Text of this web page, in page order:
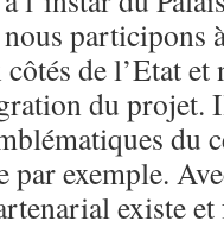
participons
de l’Etat et
du projet.
du
par exemple.
existe